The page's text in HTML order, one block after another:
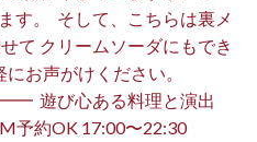
す。 ⁡ そして、こちらは裏メ
て クリームソーダにもでき
お声がけください。
心ある料理と演出
予約OK 17:00〜22:30